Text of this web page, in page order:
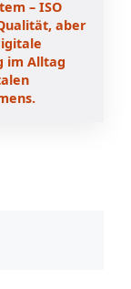
– ISO
aber
im Alltag